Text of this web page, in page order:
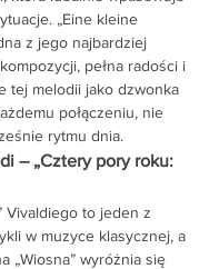
„Eine kleine
z jego najbardziej
pełna radości i
tej melodii jako dzwonka
połączeniu, nie
rytmu dnia.
– „Cztery pory roku:
Vivaldiego to jeden z
w muzyce klasycznej, a
„Wiosna” wyróżnia się